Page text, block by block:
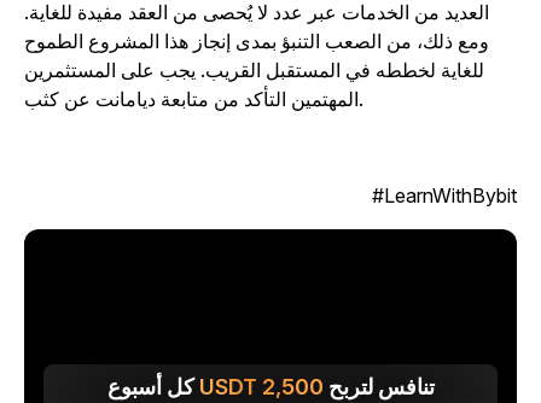
العديد من الخدمات عبر عدد لا يُحصى من العقد مفيدة للغاية.
ومع ذلك، من الصعب التنبؤ بمدى إنجاز هذا المشروع الطموح
للغاية لخططه في المستقبل القريب. يجب على المستثمرين
تنافس لتربح 2,500
USDTكل أسبوع